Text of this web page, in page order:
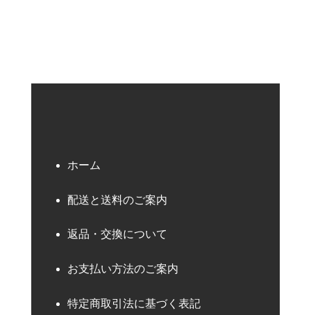
ホーム
配送と送料のご案内
返品・交換について
お支払い方法のご案内
特定商取引法に基づく表記